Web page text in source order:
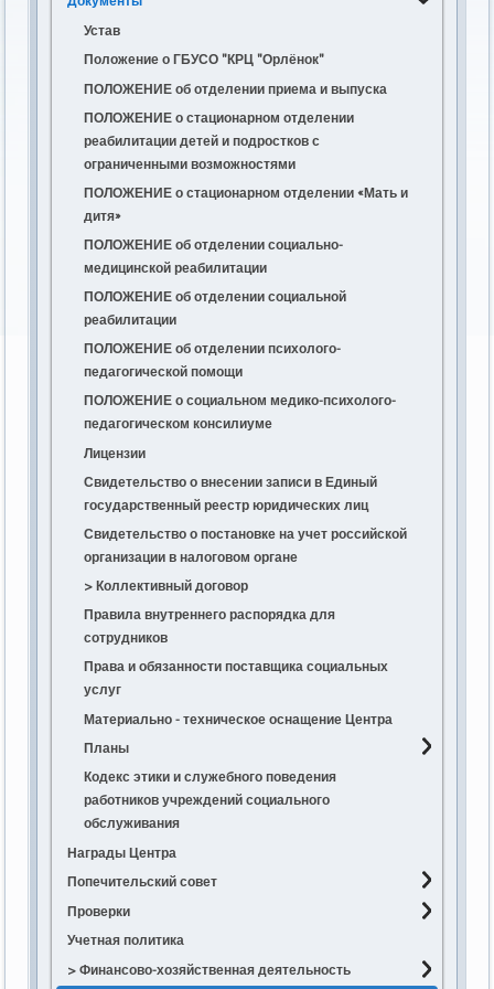
> Статистика по объему предоставляемых
социальных услуг
Правила приема получателей социальных услуг
Правила внутреннего распорядка для получателей
социальных услуг
Права и обязанности получателей социальных
услуг
Учреждения и организации, оказывающие
социальные услуги психолого-медико-
педагогической реабилитации
ДОВЕРЕННОСТЬ
Платные услуги
Положение о порядке и условиях
предоставления платных социальных услуг
Прейскурант цен на платные услуги
Договор о предоставлении социальных услуг
Порядок предоставления социальных услуг в
ГБУСО КРЦ "Орлёнок"
Отчеты о деятельности ГБУСО КРЦ "Орлёнок"
2023
2022
2021
2020
2019
2018
Перечень организаций социального обслуживания
населения Ставропольского края,
осуществляющих учёт несовершеннолетних
получателей социальных услуг и направление их в
ГБУ СО "КРЦ"Орлёнок"
Порядок предоставления социальных услуг в
Ставропольском крае
Порядок предоставления социальных услуг в
стационарной форме социального
обслуживания поставщиками социальных услуг
Изменения в постановление Правительства
Ставропольского края от 04.02.2020 № 55-п
Отделение социально-медицинской реабилитации
Права и обязанности поставщика социальных
услуг
Локальные акты Центра
График работы отделений
Графики заездов
2026 год
2025 год
Устав
Положение о ГБУСО "КРЦ "Орлёнок"
ПОЛОЖЕНИЕ об отделении приема и выпуска
ПОЛОЖЕНИЕ о стационарном отделении
реабилитации детей и подростков с
ограниченными возможностями
ПОЛОЖЕНИЕ о стационарном отделении «Мать и
дитя»
ПОЛОЖЕНИЕ об отделении социально-
медицинской реабилитации
ПОЛОЖЕНИЕ об отделении социальной
реабилитации
ПОЛОЖЕНИЕ об отделении психолого-
педагогической помощи
ПОЛОЖЕНИЕ о социальном медико-психолого-
педагогическом консилиуме
Лицензии
Свидетельство о внесении записи в Единый
государственный реестр юридических лиц
Свидетельство о постановке на учет российской
организации в налоговом органе
> Коллективный договор
Правила внутреннего распорядка для
сотрудников
Права и обязанности поставщика социальных
услуг
Материально - техническое оснащение Центра
Планы
2025
2024
2022
2021
Кодекс этики и служебного поведения
работников учреждений социального
обслуживания
Награды Центра
Попечительский совет
2026
2025
2024
Проверки
2025
2024
Учетная политика
> Финансово-хозяйственная деятельность